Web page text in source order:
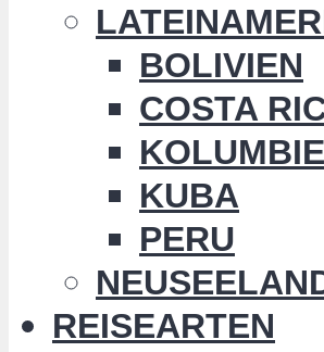
BOLIVIEN
COSTA
KUBA
PERU
REISEARTEN